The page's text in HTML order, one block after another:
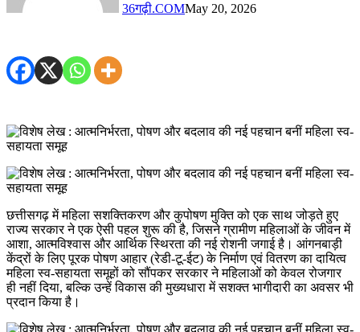
36गढ़ी.COMMay 20, 2026
छत्तीसगढ़ में महिला सशक्तिकरण और कुपोषण मुक्ति को एक साथ जोड़ते हुए
राज्य सरकार ने एक ऐसी पहल शुरू की है, जिसने ग्रामीण महिलाओं के जीवन में
आशा, आत्मविश्वास और आर्थिक स्थिरता की नई रोशनी जगाई है। आंगनबाड़ी
केंद्रों के लिए पूरक पोषण आहार (रेडी-टू-ईट) के निर्माण एवं वितरण का दायित्व
महिला स्व-सहायता समूहों को सौंपकर सरकार ने महिलाओं को केवल रोजगार
ही नहीं दिया, बल्कि उन्हें विकास की मुख्यधारा में सशक्त भागीदारी का अवसर भी
प्रदान किया है।